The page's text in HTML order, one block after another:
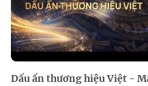
Dấu ấn thương hiệu Việt -